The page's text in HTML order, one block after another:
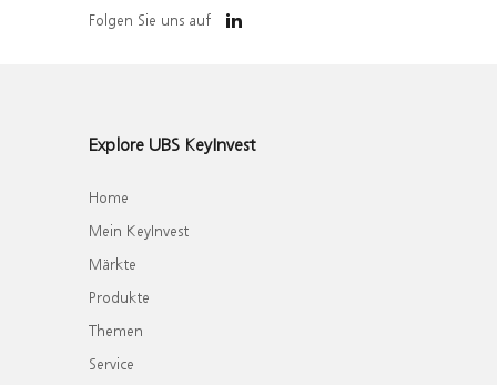
Folgen Sie uns auf
Explore UBS KeyInvest
Home
Mein KeyInvest
Märkte
Produkte
Themen
Service